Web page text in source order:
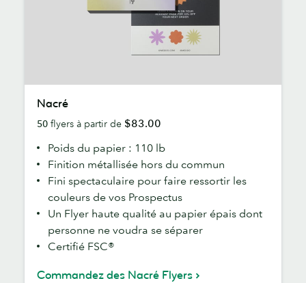
Nacré
50 flyers à partir de $83.00
Poids du papier : 110 lb
Finition métallisée hors du commun
Fini spectaculaire pour faire ressortir les
couleurs de vos Prospectus
Un Flyer haute qualité au papier épais dont
personne ne voudra se séparer
Certifié FSC®
Commandez des Nacré Flyers